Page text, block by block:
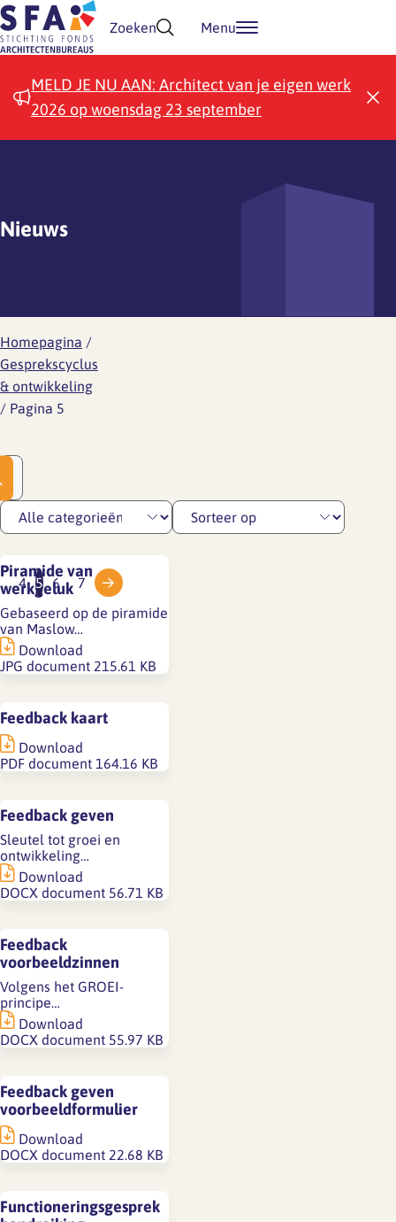
Doorgaan naar inhoud
Zoeken Menu
MELD JE NU AAN: Architect van je eigen werk
2026 op woensdag 23 september
Nieuws
Homepagina /
Gesprekscyclus
& ontwikkeling
/ Pagina 5
Piramide van
werkgeluk
Gebaseerd op de piramide
van Maslow…
Download
JPG document 215.61 KB
Feedback kaart
Download
PDF document 164.16 KB
Feedback geven
Sleutel tot groei en
ontwikkeling…
Download
DOCX document 56.71 KB
Feedback
voorbeeldzinnen
Volgens het GROEI-
principe…
Download
DOCX document 55.97 KB
Feedback geven
voorbeeldformulier
Download
DOCX document 22.68 KB
Functioneringsgesprek
4 5 6 7